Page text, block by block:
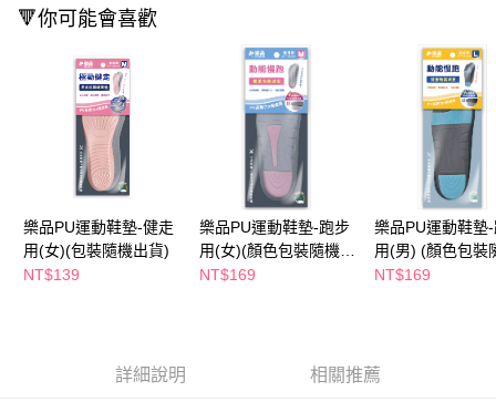
１．於結帳方式選擇「AFTEE先享後付」後，將跳轉至「AFTEE先享後付」
結帳頁面，進行簡訊認證並確認金額後，即可完成結帳。
２．訂單成立數日內，您將收到繳費通知簡訊。
３．收到繳費通知簡訊後14天內，點擊此簡訊中的連結，可透過四大超商／
ATM／網路銀行／等多元方式進行付款，方視為交易完成。
※ 請注意：結帳手續完成當下不需立刻繳費，但若您需要取消訂單，請聯絡
購買商品的店家。未經商家同意取消之訂單仍視為有效，需透過AFTEE先享
後付繳納相關費用。
※ 交易是否成功請以「AFTEE先享後付 」之結帳頁面顯示為準，若有關於
是否繳費成功／繳費後需取消欲退款等相關疑問，請聯繫「AFTEE先享後付
https://netprotections.freshdesk.com/support/home
【注意事項】
１．透過由恩沛科技股份有限公司提供之「AFTEE先享後付」服務完成之交
３．未成年的使用者請事先徵得法定代理人或監護人之同意方可使用
付款後全家取貨
每筆NT$65，滿NT$390(含以上)免運費
萊爾富取貨付款
每筆NT$65，滿NT$490(含以上)免運費
付款後萊爾富取貨
每筆NT$65，滿NT$490(含以上)免運費
7-11取貨付款
每筆NT$65，滿NT$490(含以上)免運費
🔻你可能會喜歡
樂品PU運動鞋墊-健走
用(女)(包裝隨機出貨)
NT$139
樂品PU運動鞋墊-跑步
用(女)(顏色包裝隨機出
貨)
NT$169
樂品PU運動鞋墊
用(男) (顏色包裝
出貨)
NT$169
詳細說明 相關推薦